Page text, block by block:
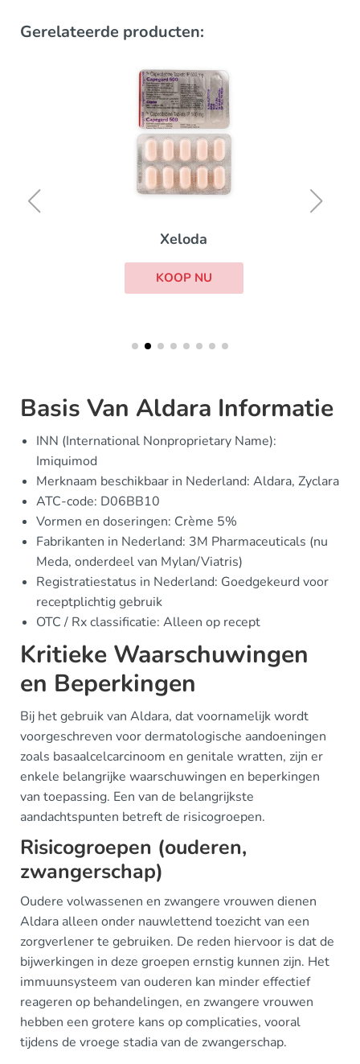
Gerelateerde producten:
Xeloda
KOOP NU
Basis Van Aldara Informatie
INN (International Nonproprietary Name):
Imiquimod
Merknaam beschikbaar in Nederland: Aldara, Zyclara
ATC-code: D06BB10
Vormen en doseringen: Crème 5%
Fabrikanten in Nederland: 3M Pharmaceuticals (nu
Meda, onderdeel van Mylan/Viatris)
Registratiestatus in Nederland: Goedgekeurd voor
receptplichtig gebruik
OTC / Rx classificatie: Alleen op recept
Kritieke Waarschuwingen
en Beperkingen
Bij het gebruik van Aldara, dat voornamelijk wordt
voorgeschreven voor dermatologische aandoeningen
zoals basaalcelcarcinoom en genitale wratten, zijn er
enkele belangrijke waarschuwingen en beperkingen
van toepassing. Een van de belangrijkste
aandachtspunten betreft de risicogroepen.
Risicogroepen (ouderen,
zwangerschap)
Oudere volwassenen en zwangere vrouwen dienen
Aldara alleen onder nauwlettend toezicht van een
zorgverlener te gebruiken. De reden hiervoor is dat de
bijwerkingen in deze groepen ernstig kunnen zijn. Het
immuunsysteem van ouderen kan minder effectief
reageren op behandelingen, en zwangere vrouwen
hebben een grotere kans op complicaties, vooral
tijdens de vroege stadia van de zwangerschap.